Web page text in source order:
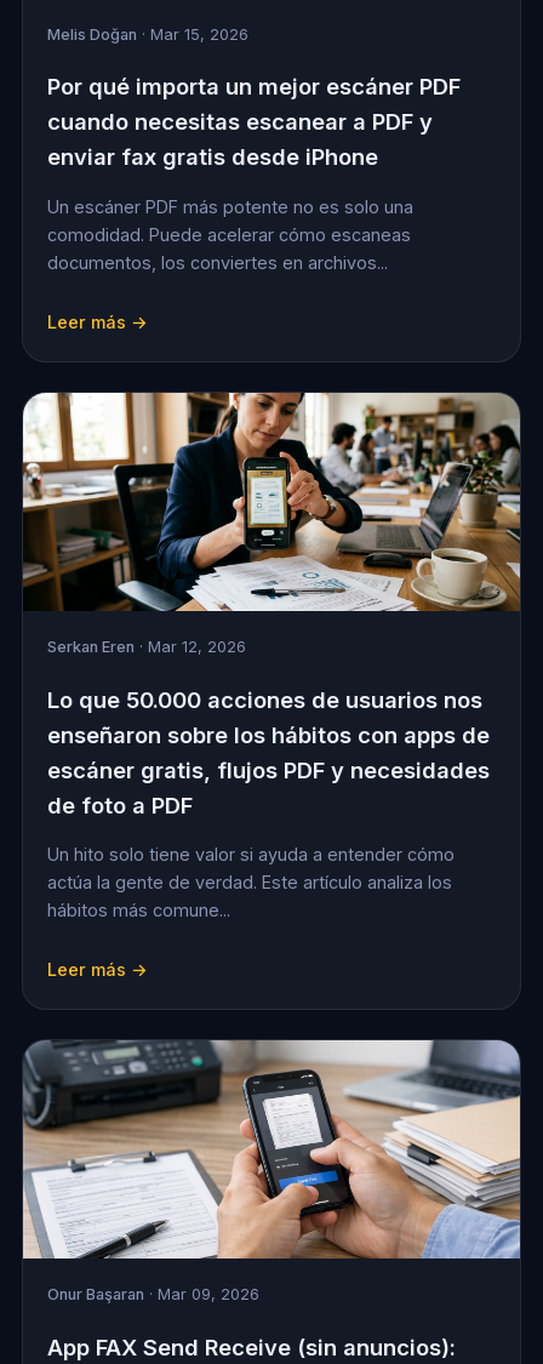
Melis Doğan · Mar 15, 2026
Por qué importa un mejor escáner PDF
cuando necesitas escanear a PDF y
enviar fax gratis desde iPhone
Un escáner PDF más potente no es solo una
comodidad. Puede acelerar cómo escaneas
documentos, los conviertes en archivos...
Leer más →
Serkan Eren · Mar 12, 2026
Lo que 50.000 acciones de usuarios nos
enseñaron sobre los hábitos con apps de
escáner gratis, flujos PDF y necesidades
de foto a PDF
Un hito solo tiene valor si ayuda a entender cómo
actúa la gente de verdad. Este artículo analiza los
hábitos más comune...
Leer más →
Onur Başaran · Mar 09, 2026
App FAX Send Receive (sin anuncios):